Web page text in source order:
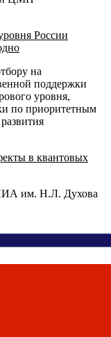
России
на
поддержки
уровня,
по приоритетным
в квантовых
им. Н.Л. Духова